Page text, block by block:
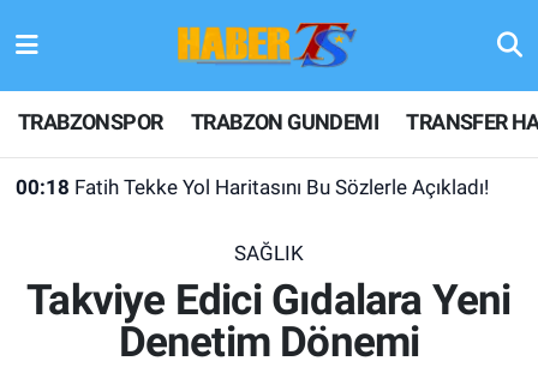
TRABZONSPOR TRABZON GUNDEMI TRANSFER
00:18 Fatih Tekke Yol Haritasını Bu Sözlerle Açıkladı!
SAĞLIK
Takviye Edici Gıdalara Yeni
Denetim Dönemi
TRABZONSPOR
TRABZON GUNDEMI
KULİS MEYDANI
Hava Durumu
Trafik Durumu
Son Dakika Haberleri